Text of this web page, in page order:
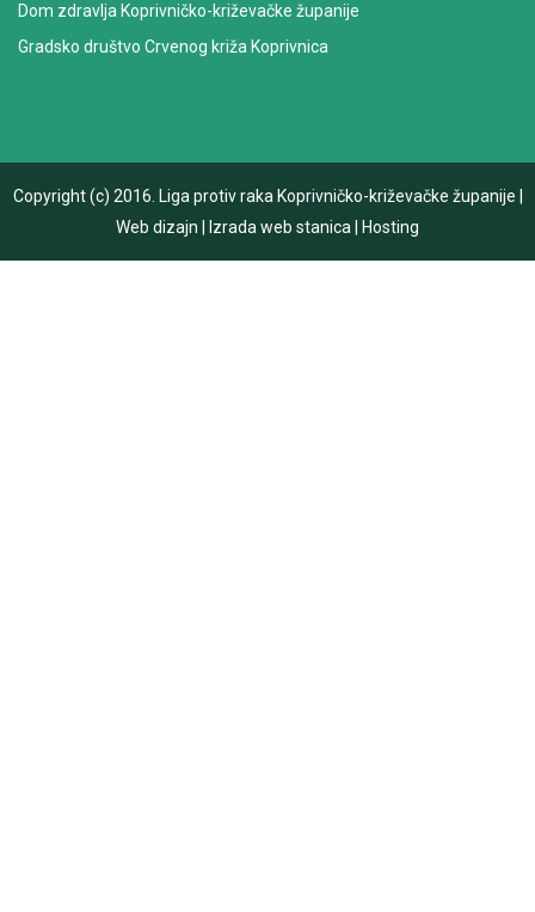
Dom zdravlja Koprivničko-križevačke županije
Gradsko društvo Crvenog križa Koprivnica
Copyright (c) 2016. Liga protiv raka Koprivničko-križevačke županije
Web dizajn
Izrada web stanica Hosting